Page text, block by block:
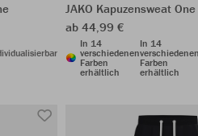
JAKO Kapuzensweat
ab 44,99 €
In 14
verschiedenen
Farben
erhältlich
In 14
Farben
erhältlich